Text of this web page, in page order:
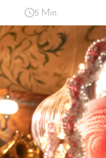
5 Min.